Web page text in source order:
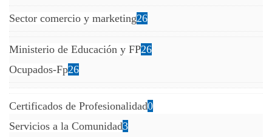
Sector comercio y marketing26
Ministerio de Educación y FP26
Ocupados-Fp26
Certificados de Profesionalidad0
Servicios a la Comunidad3